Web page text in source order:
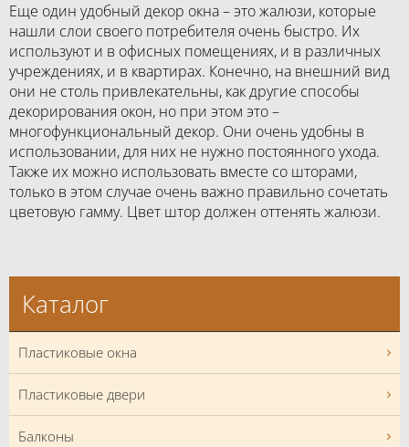
Еще один удобный декор окна – это жалюзи, которые
нашли слои своего потребителя очень быстро. Их
используют и в офисных помещениях, и в различных
учреждениях, и в квартирах. Конечно, на внешний вид
они не столь привлекательны, как другие способы
декорирования окон, но при этом это –
многофункциональный декор. Они очень удобны в
использовании, для них не нужно постоянного ухода.
Также их можно использовать вместе со шторами,
только в этом случае очень важно правильно сочетать
цветовую гамму. Цвет штор должен оттенять жалюзи.
Каталог
Пластиковые окна
Пластиковые двери
Балконы